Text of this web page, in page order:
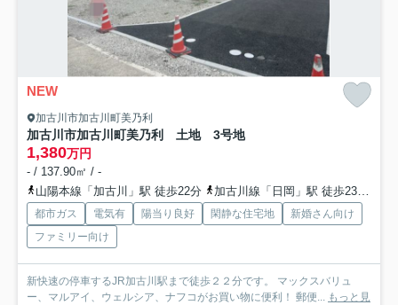
NEW
加古川市加古川町美乃利
加古川市加古川町美乃利 土地 3号地
1,380万円
- / 137.90㎡ / -
山陽本線「加古川」駅 徒歩22分
加古川線「日岡」駅 徒歩23分
都市ガス 電気有 陽当り良好 閑静な住宅地
新婚さん向け
ファミリー向け
新快速の停車するJR加古川駅まで徒歩２２分です。 マックスバリュ
ー、マルアイ、ウェルシア、ナフコがお買い物に便利！ 郵便... もっと見